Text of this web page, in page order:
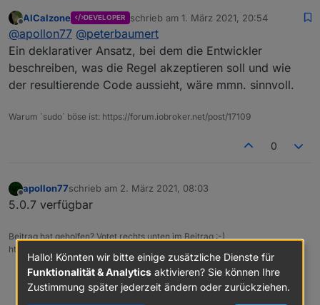
JavaScript in React gebaut werden. am besten Issue
anlegen mit "was muss wie gesendet werden" und
"was sollte wie konfiguriert werden"
Offline
AlCalzone DEVELOPER schrieb am 1. März 2021, 20:54
zuletzt editiert von
@apollon77 @peterbaumert
Ein deklarativer Ansatz, bei dem die Entwickler
beschreiben, was die Regel akzeptieren soll und wie
der resultierende Code aussieht, wäre mmn. sinnvoll.
Warum `sudo` böse ist: https://forum.iobroker.net/post/17109
0
Offline
apollon77schrieb am 2. März 2021, 08:03
zuletzt editiert von
5.0.7 verfügbar
Beitrag hat geholfen? Votet rechts unten im Beitrag :-)
https://paypal.me/Apollon77 / https://github.com/sponsors/Apollon77
Debug-Log für Instanz einschalten? Admin -> Instanzen ->
Expertenmodus -> Instanz aufklappen - Loglevel ändern
Hallo! Könnten wir bitte einige zusätzliche Dienste für
Funktionalität & Analytics aktivieren? Sie können Ihre
Zustimmung später jederzeit ändern oder zurückziehen.